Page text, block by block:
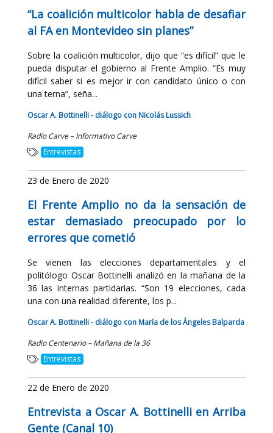
“La coalición multicolor habla de desafiar
al FA en Montevideo sin planes”
Sobre la coalición multicolor, dijo que “es difícil” que le
pueda disputar el gobierno al Frente Amplio. “Es muy
difícil saber si es mejor ir con candidato único o con
una terna”, seña...
Oscar A. Bottinelli - diálogo con Nicolás Lussich
Radio Carve – Informativo Carve
Entrevistas
23 de Enero de 2020
El Frente Amplio no da la sensación de
estar demasiado preocupado por lo
errores que cometió
Se vienen las elecciones departamentales y el
politólogo Oscar Bottinelli analizó en la mañana de la
36 las internas partidarias. “Son 19 elecciones, cada
una con una realidad diferente, los p...
Oscar A. Bottinelli - diálogo con María de los Ángeles Balparda
Radio Centenario – Mañana de la 36
Entrevistas
22 de Enero de 2020
Entrevista a Oscar A. Bottinelli en Arriba
Gente (Canal 10)